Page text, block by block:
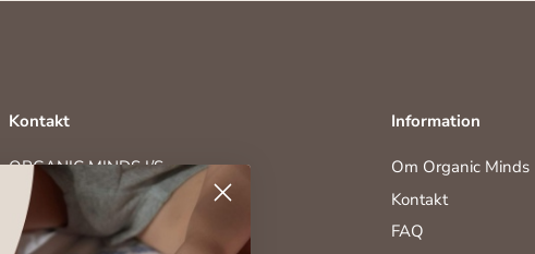
Kontakt
ORGANIC MINDS I/S
Enghavevej 35
5230 Odense M
(+45) 28 70 90 01
Information
Om Organic Minds
Kontakt
FAQ